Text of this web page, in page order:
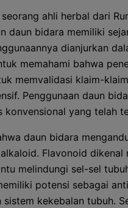
ahli herbal dari
daun bidara memiliki
dianjurkan
memahami bahwa
memvalidasi klaim-
Penggunaan daun
konvensional yang telah
daun bidara
Flavonoid dikenal
melindungi sel-sel
potensi sebagai
kekebalan tubuh.